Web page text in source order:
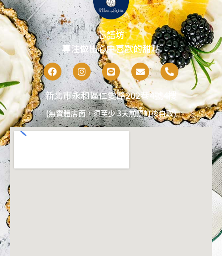
芯語坊
專注做出心中喜歡的甜點
新北市永和區仁愛路202巷4號4樓
(無實體店面，須至少 3天前預訂後自取)